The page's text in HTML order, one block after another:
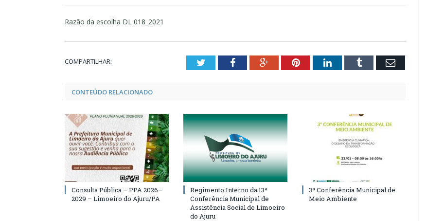
Razão da escolha DL 018_2021
COMPARTILHAR: TwitterFacebookGoogle+PinterestLinkedInTumblr Email
CONTEÚDO RELACIONADO
Consulta Pública – PPA 2026–
2029 – Limoeiro do Ajuru/PA
Regimento Interno da 13ª
Conferência Municipal de
Assistência Social de Limoeiro
do Ajuru
3ª Conferência Municipal de
Meio Ambiente